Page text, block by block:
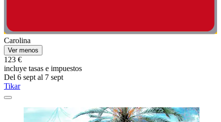
Carolina
Ver menos
123 €
incluye tasas e impuestos
Del 6 sept al 7 sept
Tikar